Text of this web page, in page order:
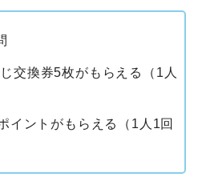
交換券5枚がもらえる（1人
イントがもらえる（1人1回